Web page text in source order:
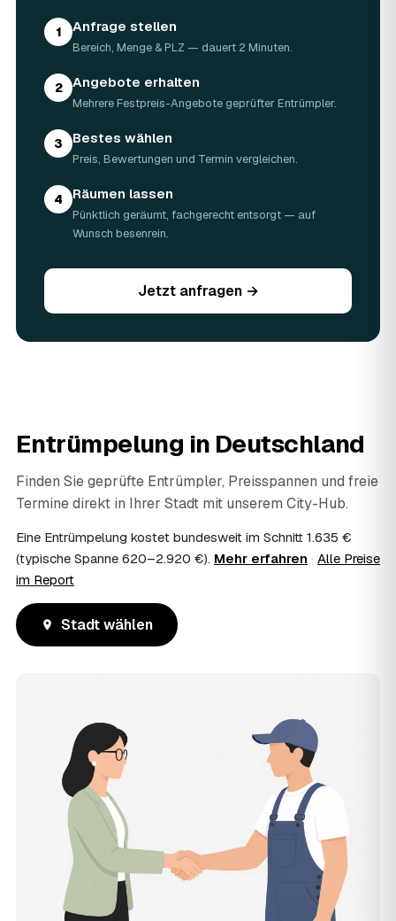
1 Anfrage stellen
Bereich, Menge & PLZ — dauert 2 Minuten.
2 Angebote erhalten
Mehrere Festpreis-Angebote geprüfter Entrümpler.
3 Bestes wählen
Preis, Bewertungen und Termin vergleichen.
4 Räumen lassen
Pünktlich geräumt, fachgerecht entsorgt — auf
Wunsch besenrein.
Jetzt anfragen →
Entrümpelung in Deutschland
Finden Sie geprüfte Entrümpler, Preisspannen und freie
Termine direkt in Ihrer Stadt mit unserem City-Hub.
Eine Entrümpelung kostet bundesweit im Schnitt 1.635 €
(typische Spanne 620–2.920 €). Mehr erfahren · Alle Preise
im Report
Stadt wählen